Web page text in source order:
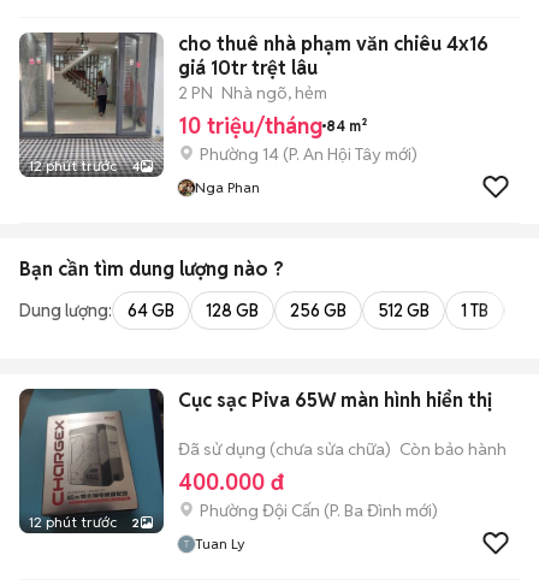
12 phút trước 4
cho thuê nhà phạm văn chiêu 4x16
giá 10tr trệt lâu
2 PN Nhà ngõ, hẻm
10 triệu/tháng 84 m²
Phường 14 (P. An Hội Tây mới)
Nga Phan
Bạn cần tìm dung lượng nào ?
Dung lượng: 64 GB 128 GB 256 GB 512 GB 1 TB
12 phút trước 2
Cục sạc Piva 65W màn hình hiển thị
Đã sử dụng (chưa sửa chữa) Còn bảo hành
400.000 đ
Phường Đội Cấn (P. Ba Đình mới)
Tuan Ly